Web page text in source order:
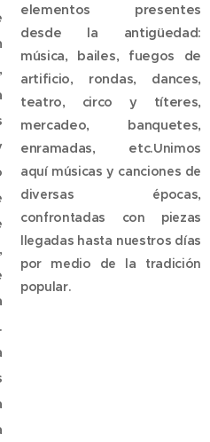
elementos presentes
desde la antigüedad:
música, bailes, fuegos de
artificio, rondas, dances,
teatro, circo y títeres,
mercadeo, banquetes,
enramadas, etc.Unimos
aquí músicas y canciones de
diversas épocas,
confrontadas con piezas
llegadas hasta nuestros días
por medio de la tradición
popular.